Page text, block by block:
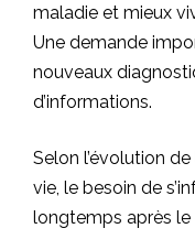
maladie et mieux
Une demande
nouveaux
d’informations.
Selon l’évolution
vie, le besoin de
longtemps après le